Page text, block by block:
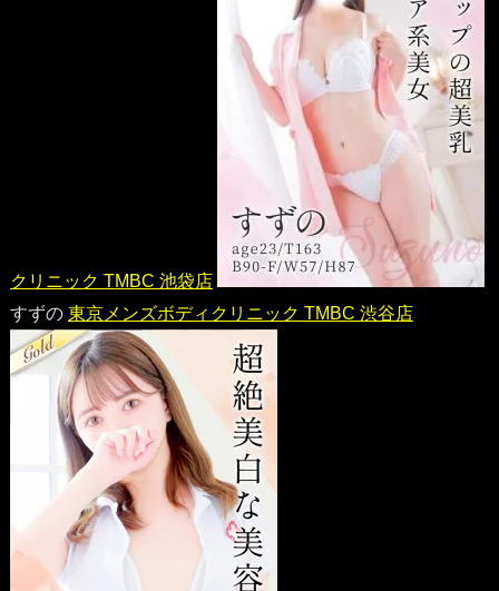
クリニック TMBC 池袋店
すずの 東京メンズボディクリニック TMBC 渋谷店